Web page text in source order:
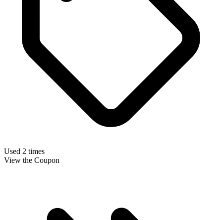
Used 2 times
View the Coupon